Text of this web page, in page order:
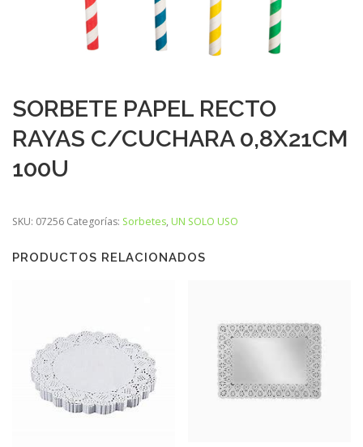
SORBETE PAPEL RECTO
RAYAS C/CUCHARA 0,8X21CM
100U
SKU: 07256 Categorías: Sorbetes, UN SOLO USO
PRODUCTOS RELACIONADOS